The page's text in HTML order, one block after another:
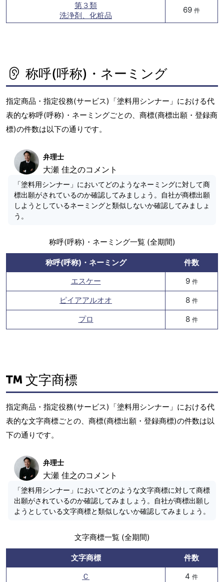
第３類
洗浄剤、化粧品
69 件
称呼(呼称)・ネーミング
指定商品・指定役務(サービス)「塗料用シンナー」における代
表的な称呼(呼称)・ネーミングごとの、商標(商標出願・登録商
標)の件数は以下の通りです。
弁理士
大瀬 佳之のコメント
「塗料用シンナー」においてどのようなネーミングに対して商
標出願がされているのか確認してみましょう。自社が商標出願
しようとしているネーミングと類似しないか確認してみましょ
う。
称呼(呼称)・ネーミング一覧 (全期間)
称呼(呼称)・ネーミング
件数
エスケー
9 件
ピイアアルオオ 8 件
プロ 8 件
文字商標
指定商品・指定役務(サービス)「塗料用シンナー」における代
表的な文字商標ごとの、商標(商標出願・登録商標)の件数は以
下の通りです。
弁理士
大瀬 佳之のコメント
「塗料用シンナー」においてどのような文字商標に対して商標
出願がされているのか確認してみましょう。自社が商標出願し
ようとしている文字商標と類似しないか確認してみましょう。
文字商標一覧 (全期間)
文字商標
件数
Ｃ
4 件